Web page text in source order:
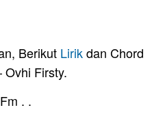
Berikut Lirikdan Chord
Ovhi Firsty.
. .